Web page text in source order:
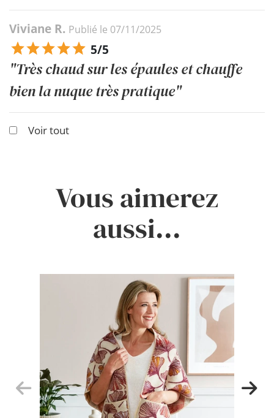
Viviane R. Publié le 07/11/2025
5/5
"Très chaud sur les épaules et chauffe
bien la nuque très pratique"
Voir tout
Vous aimerez
aussi...